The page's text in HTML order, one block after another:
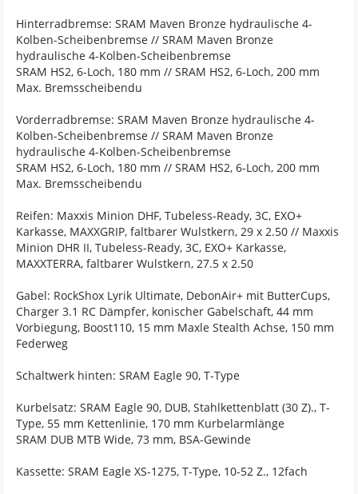
Hinterradbremse: SRAM Maven Bronze hydraulische 4-
Kolben-Scheibenbremse // SRAM Maven Bronze
hydraulische 4-Kolben-Scheibenbremse
SRAM HS2, 6-Loch, 180 mm // SRAM HS2, 6-Loch, 200 mm
Max. Bremsscheibendu
Vorderradbremse: SRAM Maven Bronze hydraulische 4-
Kolben-Scheibenbremse // SRAM Maven Bronze
hydraulische 4-Kolben-Scheibenbremse
SRAM HS2, 6-Loch, 180 mm // SRAM HS2, 6-Loch, 200 mm
Max. Bremsscheibendu
Reifen: Maxxis Minion DHF, Tubeless-Ready, 3C, EXO+
Karkasse, MAXXGRIP, faltbarer Wulstkern, 29 x 2.50 // Maxxis
Minion DHR II, Tubeless-Ready, 3C, EXO+ Karkasse,
MAXXTERRA, faltbarer Wulstkern, 27.5 x 2.50
Gabel: RockShox Lyrik Ultimate, DebonAir+ mit ButterCups,
Charger 3.1 RC Dämpfer, konischer Gabelschaft, 44 mm
Vorbiegung, Boost110, 15 mm Maxle Stealth Achse, 150 mm
Federweg
Schaltwerk hinten: SRAM Eagle 90, T-Type
Kurbelsatz: SRAM Eagle 90, DUB, Stahlkettenblatt (30 Z)., T-
Type, 55 mm Kettenlinie, 170 mm Kurbelarmlänge
SRAM DUB MTB Wide, 73 mm, BSA-Gewinde
Kassette: SRAM Eagle XS-1275, T-Type, 10-52 Z., 12fach